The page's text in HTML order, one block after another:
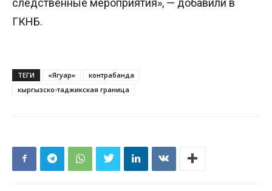
ГКНБ.
ТЕГИ «Ягуар»
контрабанда
кыргызско-таджикская граница